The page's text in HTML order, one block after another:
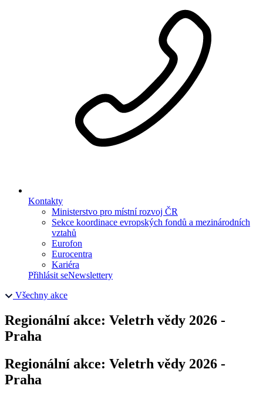
Kontakty
Ministerstvo pro místní rozvoj ČR
Sekce koordinace evropských fondů a mezinárodních
vztahů
Eurofon
Eurocentra
Kariéra
Přihlásit seNewslettery
Všechny akce
Regionální akce: Veletrh vědy 2026 -
Praha
Regionální akce: Veletrh vědy 2026 -
Praha